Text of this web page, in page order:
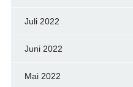
Juli 2022
Juni 2022
Mai 2022